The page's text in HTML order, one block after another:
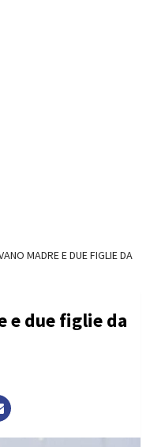
MADRE E DUE FIGLIE DA
e due figlie da